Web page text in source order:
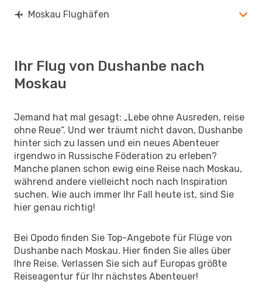
Moskau Flughäfen
Ihr Flug von Dushanbe nach
Moskau
Jemand hat mal gesagt: „Lebe ohne Ausreden, reise
ohne Reue“. Und wer träumt nicht davon, Dushanbe
hinter sich zu lassen und ein neues Abenteuer
irgendwo in Russische Föderation zu erleben?
Manche planen schon ewig eine Reise nach Moskau,
während andere vielleicht noch nach Inspiration
suchen. Wie auch immer Ihr Fall heute ist, sind Sie
hier genau richtig!
Bei Opodo finden Sie Top-Angebote für Flüge von
Dushanbe nach Moskau. Hier finden Sie alles über
Ihre Reise. Verlassen Sie sich auf Europas größte
Reiseagentur für Ihr nächstes Abenteuer!